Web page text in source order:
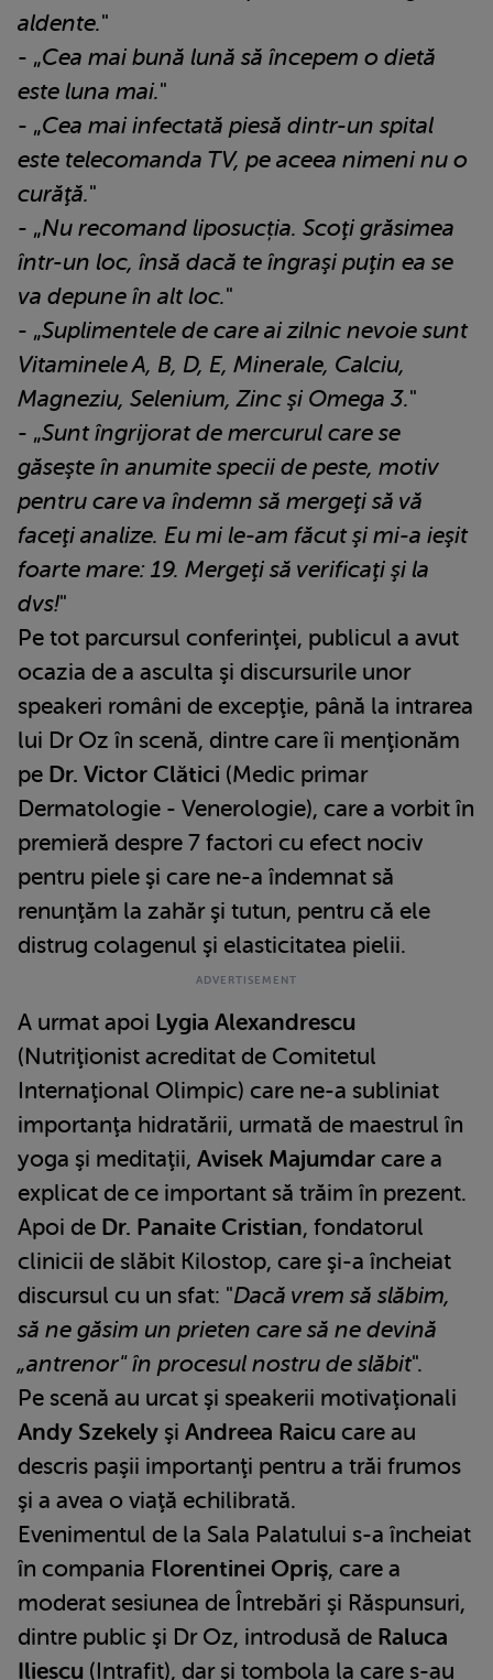
aldente."
- „Cea mai bună lună să începem o dietă
este luna mai."
- „Cea mai infectată piesă dintr-un spital
este telecomanda TV, pe aceea nimeni nu o
curăţă."
- „Nu recomand liposucția. Scoţi grăsimea
într-un loc, însă dacă te îngraşi puţin ea se
va depune în alt loc."
- „Suplimentele de care ai zilnic nevoie sunt
Vitaminele A, B, D, E, Minerale, Calciu,
Magneziu, Selenium, Zinc şi Omega 3."
- „Sunt îngrijorat de mercurul care se
găseşte în anumite specii de peste, motiv
pentru care va îndemn să mergeţi să vă
faceţi analize. Eu mi le-am făcut şi mi-a ieşit
foarte mare: 19. Mergeţi să verificaţi şi la
dvs!"
Pe tot parcursul conferinţei, publicul a avut
ocazia de a asculta şi discursurile unor
speakeri români de excepţie, până la intrarea
lui Dr Oz în scenă, dintre care îi menţionăm
pe Dr. Victor Clătici (Medic primar
Dermatologie - Venerologie), care a vorbit în
premieră despre 7 factori cu efect nociv
pentru piele şi care ne-a îndemnat să
renunţăm la zahăr şi tutun, pentru că ele
distrug colagenul şi elasticitatea pielii.
A urmat apoi Lygia Alexandrescu
(Nutriţionist acreditat de Comitetul
Internaţional Olimpic) care ne-a subliniat
importanţa hidratării, urmată de maestrul în
yoga şi meditaţii, Avisek Majumdar care a
explicat de ce important să trăim în prezent.
Apoi de Dr. Panaite Cristian, fondatorul
clinicii de slăbit Kilostop, care şi-a încheiat
discursul cu un sfat: "Dacă vrem să slăbim,
să ne găsim un prieten care să ne devină
„antrenor" în procesul nostru de slăbit".
Pe scenă au urcat şi speakerii motivaţionali
Andy Szekely şi Andreea Raicu care au
descris paşii importanţi pentru a trăi frumos
şi a avea o viaţă echilibrată.
Evenimentul de la Sala Palatului s-a încheiat
în compania Florentinei Opriş, care a
moderat sesiunea de Întrebări şi Răspunsuri,
dintre public şi Dr Oz, introdusă de Raluca
Iliescu (Intrafit), dar şi tombola la care s-au